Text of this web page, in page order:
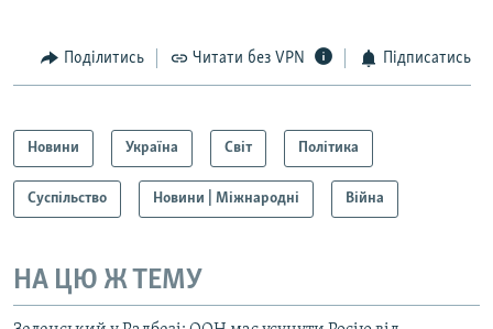
Поділитись Читати без VPN Підписатись
Новини Україна Світ Політика
Суспільство Новини | Міжнародні Війна
НА ЦЮ Ж ТЕМУ